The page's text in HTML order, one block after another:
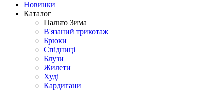
Новинки
Каталог
Пальто Зима
В'язаний трикотаж
Брюки
Спідниці
Блузи
Жилети
Худі
Кардигани
XLSX